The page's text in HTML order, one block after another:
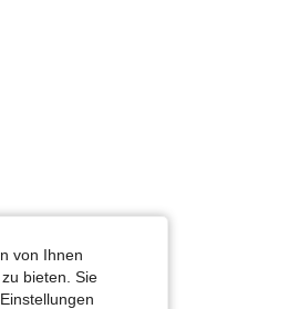
Waschung, Größe: 40
von Ihnen
bieten. Sie